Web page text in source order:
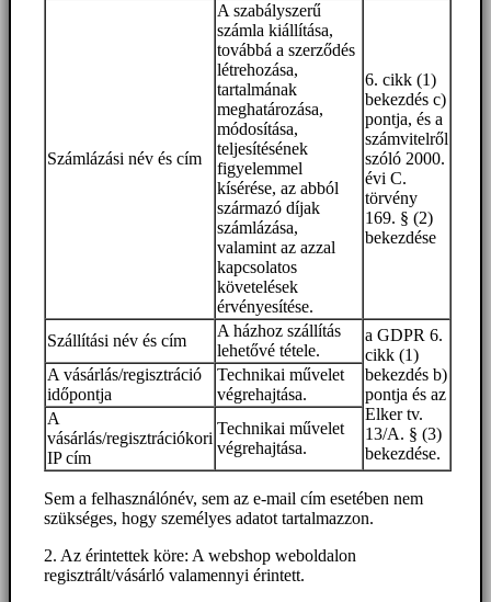
Számlázási név és cím
A szabályszerű
számla kiállítása,
továbbá a szerződés
létrehozása,
tartalmának
meghatározása,
módosítása,
teljesítésének
figyelemmel
kísérése, az abból
származó díjak
számlázása,
valamint az azzal
kapcsolatos
követelések
érvényesítése.
6. cikk (1)
bekezdés c)
pontja, és a
számvitelről
szóló 2000.
évi C.
törvény
169. § (2)
bekezdése
Szállítási név és cím
A házhoz szállítás
lehetővé tétele.
a GDPR 6.
cikk (1)
bekezdés b)
pontja és az
Elker tv.
13/A. § (3)
bekezdése.
A vásárlás/regisztráció
időpontja
Technikai művelet
végrehajtása.
A
vásárlás/regisztrációkori
IP cím
Technikai művelet
végrehajtása.
Sem a felhasználónév, sem az e-mail cím esetében nem
szükséges, hogy személyes adatot tartalmazzon.
2. Az érintettek köre: A webshop weboldalon
regisztrált/vásárló valamennyi érintett.